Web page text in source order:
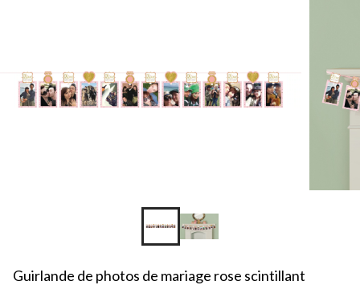
Guirlande de photos de mariage rose scintillant